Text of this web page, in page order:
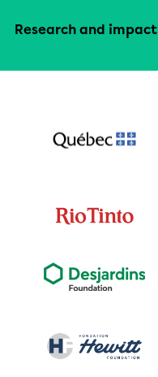
Research and impact